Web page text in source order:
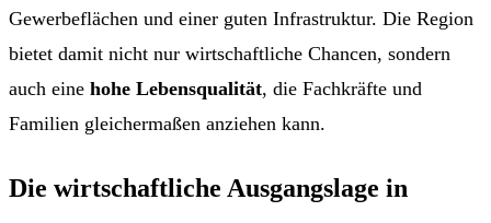
Gewerbeflächen und einer guten Infrastruktur. Die Region
bietet damit nicht nur wirtschaftliche Chancen, sondern
auch eine hohe Lebensqualität, die Fachkräfte und
Familien gleichermaßen anziehen kann.
Die wirtschaftliche Ausgangslage in